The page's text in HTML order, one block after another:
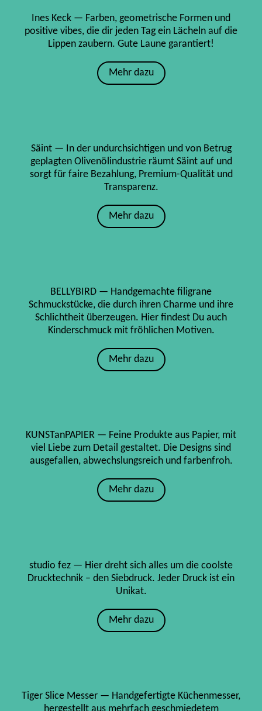
Ines Keck — Farben, geometrische Formen und
positive vibes, die dir jeden Tag ein Lächeln auf die
Lippen zaubern. Gute Laune garantiert!
Mehr dazu
Säint — In der undurchsichtigen und von Betrug
geplagten Olivenölindustrie räumt Säint auf und
sorgt für faire Bezahlung, Premium-Qualität und
Transparenz.
Mehr dazu
BELLYBIRD — Handgemachte filigrane
Schmuckstücke, die durch ihren Charme und ihre
Schlichtheit überzeugen. Hier findest Du auch
Kinderschmuck mit fröhlichen Motiven.
Mehr dazu
KUNSTanPAPIER — Feine Produkte aus Papier, mit
viel Liebe zum Detail gestaltet. Die Designs sind
ausgefallen, abwechslungsreich und farbenfroh.
Mehr dazu
studio fez — Hier dreht sich alles um die coolste
Drucktechnik – den Siebdruck. Jeder Druck ist ein
Unikat.
Mehr dazu
Tiger Slice Messer — Handgefertigte Küchenmesser,